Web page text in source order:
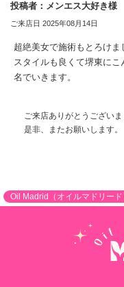
投稿者：メンエス大好き様
ご来店日 2025年08月14日
超絶美女で施術もとろけま
スタイルも良くて堺東に
名でいきます。
ご来店ありがとうございま
是非、またお願いします。
Oil Madrid（オイルマドリード